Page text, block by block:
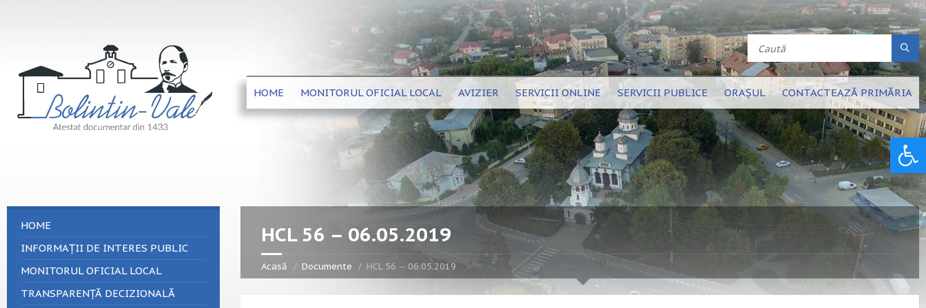
HOME MONITORUL OFICIAL LOCAL AVIZIER SERVICII ONLINE SERVICII PUBLICE ORAȘUL CONTACTEAZĂ PRIMĂRIA
HCL 56 – 06.05.2019
Acasă Documente HCL 56 – 06.05.2019
HOME
INFORMAȚII DE INTERES PUBLIC
MONITORUL OFICIAL LOCAL
TRANSPARENȚĂ DECIZIONALĂ
Deschide bara de unelte